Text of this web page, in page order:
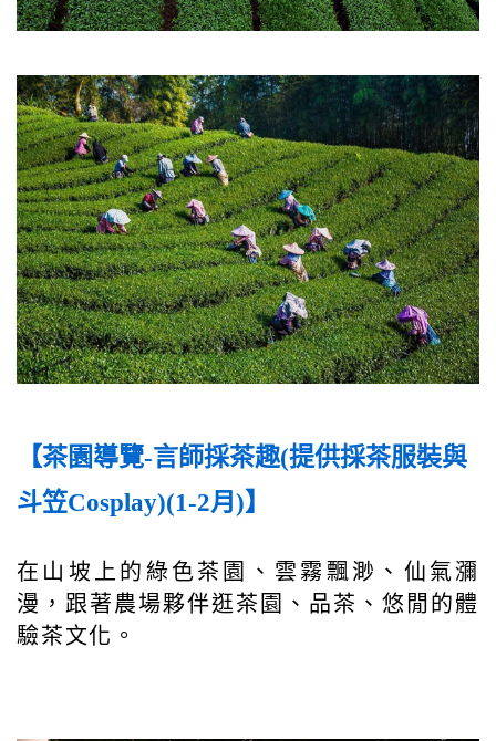
【茶園導覽-言師採茶趣(提供採茶服裝與
斗笠Cosplay)(1-2月)】
在山坡上的綠色茶園、雲霧飄渺、仙氣瀰
漫，跟著農場夥伴逛茶園、品茶、悠閒的體
驗茶文化。